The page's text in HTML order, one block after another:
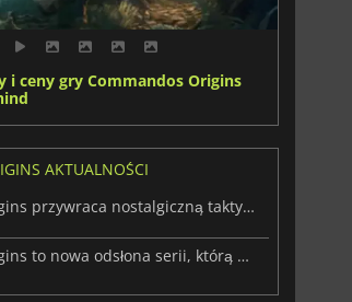
i ceny gry Commandos Origins
AKTUALNOŚCI
Commandos: Origins przywraca nostalgiczną taktykę czasu rzeczywistego
Commandos: Origins to nowa odsłona serii, którą można wypróbować za darmo